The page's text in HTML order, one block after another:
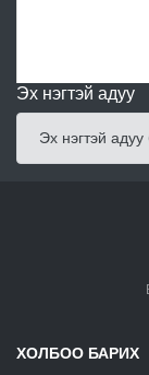
Эх нэгтэй адуу
Эх нэгтэй адуу
ХОЛБОО БАРИХ